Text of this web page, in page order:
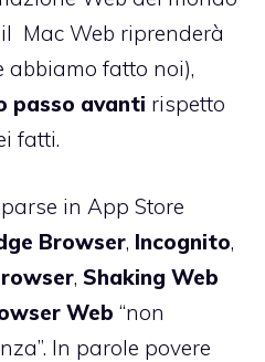
Mac Web riprenderà
abbiamo fatto noi),
passo avanti rispetto
fatti.
in App Store
Browser, Incognito,
, Shaking Web
Web “non
In parole povere